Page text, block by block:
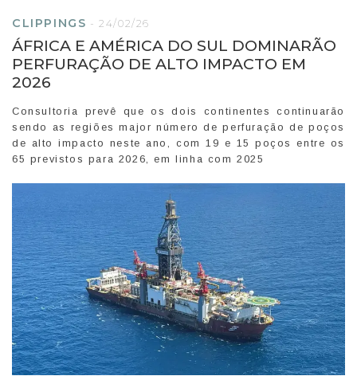
CLIPPINGS - 24/02/26
ÁFRICA E AMÉRICA DO SUL DOMINARÃO
PERFURAÇÃO DE ALTO IMPACTO EM
2026
Consultoria prevê que os dois continentes continuarão
sendo as regiões major número de perfuração de poços
de alto impacto neste ano, com 19 e 15 poços entre os
65 previstos para 2026, em linha com 2025